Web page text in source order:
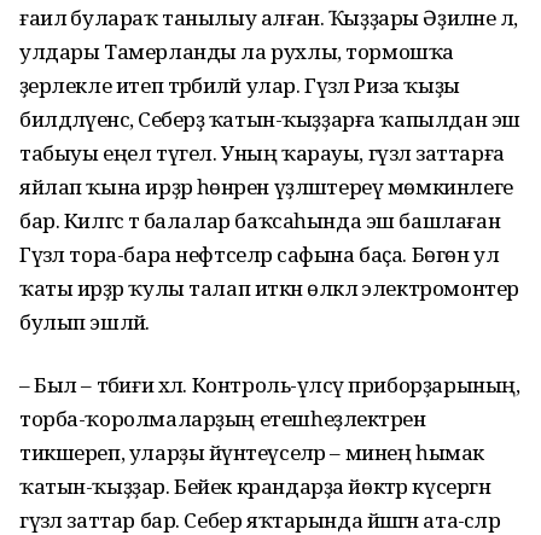
ғаилә булараҡ танылыу алған. Ҡыҙҙары Әҙиләне лә,
улдары Тамерланды ла рухлы, тормошҡа
әҙерлекле итеп тәрбиәләй улар. Гүзәл Риза ҡыҙы
билдәләүенсә, Себерҙә ҡатын-ҡыҙҙарға ҡапылдан эш
табыуы еңел түгел. Уның ҡарауы, гүзәл заттарға
яйлап ҡына ирҙәр һөнәрен үҙләштереү мөмкинлеге
бар. Килгәс тә балалар баҡсаһында эш башлаған
Гүзәл тора-бара нефтселәр сафына баҫа. Бөгөн ул
ҡаты ирҙәр ҡулы талап иткән өлкәлә электромонтер
булып эшләй.
– Был – тәбиғи хәл. Контроль-үлсәү приборҙарының,
торба-ҡоролмаларҙың етешһеҙлектәрен
тикшереп, уларҙы йүнәтеүселәр – минең һымак
ҡатын-ҡыҙҙар. Бейек крандарҙа йөктәр күсергән
гүзәл заттар бар. Себер яҡтарында йәшәгән ата-әсәләр